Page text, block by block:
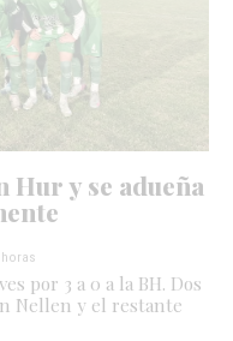
Hur y se adueña
por 3 a 0 a la BH. Dos
Nellen y el restante